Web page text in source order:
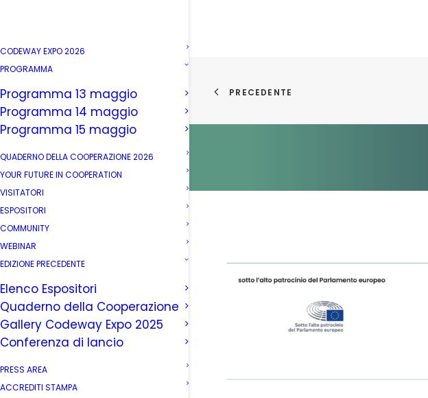
CODEWAY EXPO 2026
PROGRAMMA
Programma 13 maggio
Programma 14 maggio
Programma 15 maggio
QUADERNO DELLA COOPERAZIONE 2026
YOUR FUTURE IN COOPERATION
VISITATORI
ESPOSITORI
COMMUNITY
WEBINAR
EDIZIONE PRECEDENTE
Elenco Espositori
Quaderno della Cooperazione
Gallery Codeway Expo 2025
Conferenza di lancio
PRESS AREA
ACCREDITI STAMPA
PRECEDENTE